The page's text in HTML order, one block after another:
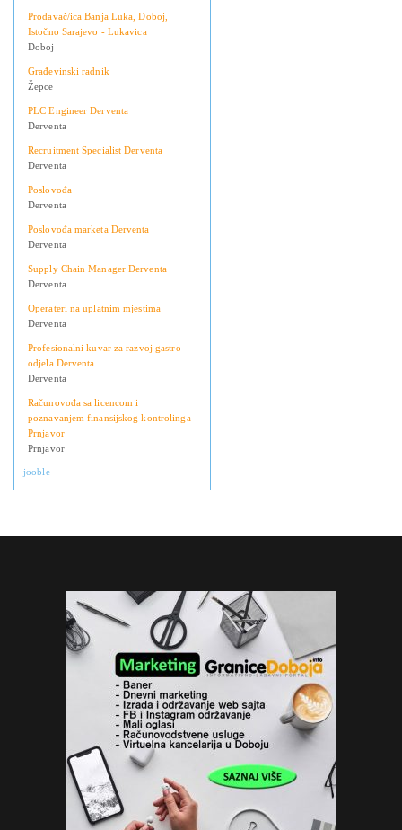
Prodavač/ica Banja Luka, Doboj,
Istočno Sarajevo - Lukavica
Doboj
Građevinski radnik
Žepce
PLC Engineer Derventa
Derventa
Recruitment Specialist Derventa
Derventa
Poslovođa
Derventa
Poslovođa marketa Derventa
Derventa
Supply Chain Manager Derventa
Derventa
Operateri na uplatnim mjestima
Derventa
Profesionalni kuvar za razvoj gastro
odjela Derventa
Derventa
Računovođa sa licencom i
poznavanjem finansijskog kontrolinga
Prnjavor
Prnjavor
jooble